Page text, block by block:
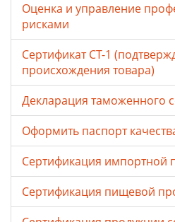
Оценка и управление
рисками
Сертификат СТ-1
происхождения товара)
Декларация таможенного
Оформить паспорт
Сертификация импортной
Сертификация пищевой